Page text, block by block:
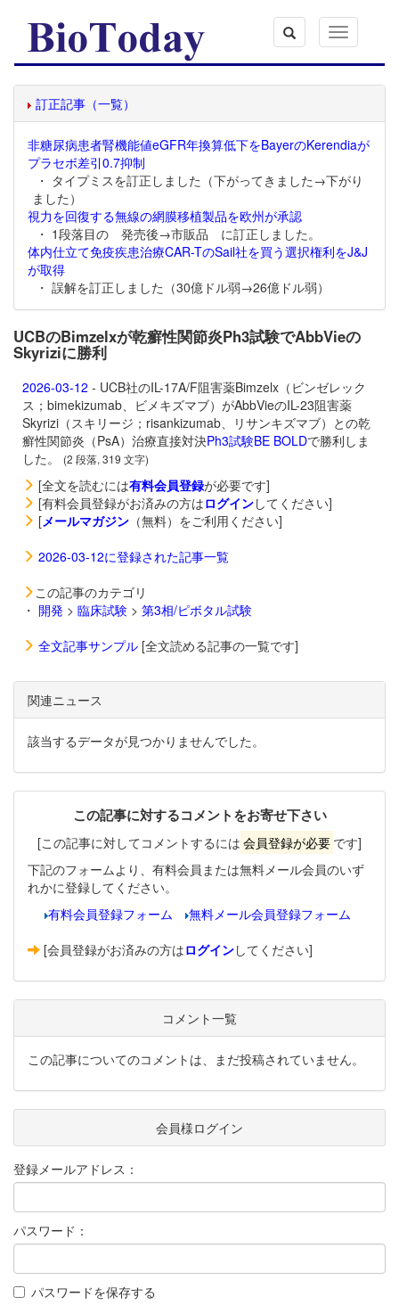
Toggle
navigation
訂正記事（一覧）
非糖尿病患者腎機能値eGFR年換算低下をBayerのKerendiaが
プラセボ差引0.7抑制
・ タイプミスを訂正しました（下がってきました→下がり
ました）
視力を回復する無線の網膜移植製品を欧州が承認
・ 1段落目の 発売後→市販品 に訂正しました。
体内仕立て免疫疾患治療CAR-TのSail社を買う選択権利をJ&J
が取得
・ 誤解を訂正しました（30億ドル弱→26億ドル弱）
UCBのBimzelxが乾癬性関節炎Ph3試験でAbbVieの
Skyriziに勝利
2026-03-12 - UCB社のIL-17A/F阻害薬Bimzelx（ビンゼレック
ス；bimekizumab、ビメキズマブ）がAbbVieのIL-23阻害薬
Skyrizi（スキリージ；risankizumab、リサンキズマブ）との乾
癬性関節炎（PsA）治療直接対決Ph3試験BE BOLDで勝利しま
した。
(2 段落, 319 文字)
[全文を読むには有料会員登録が必要です]
[有料会員登録がお済みの方はログインしてください]
[メールマガジン （無料）をご利用ください]
2026-03-12に登録された記事一覧
この記事のカテゴリ
・ 開発 > 臨床試験 > 第3相/ピボタル試験
全文記事サンプル [全文読める記事の一覧です]
関連ニュース
該当するデータが見つかりませんでした。
この記事に対するコメントをお寄せ下さい
[この記事に対してコメントするには 会員登録が必要 です]
下記のフォームより、有料会員または無料メール会員のいず
れかに登録してください。
有料会員登録フォーム
無料メール会員登録フォーム
[会員登録がお済みの方はログインしてください]
コメント一覧
この記事についてのコメントは、まだ投稿されていません。
会員様ログイン
登録メールアドレス：
パスワード：
パスワードを保存する